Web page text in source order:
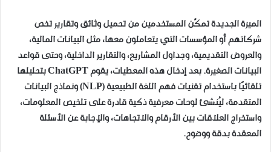
الميزة الجديدة تمكّن المستخدمين من تحميل وثائق وتقارير تخص
شركاتهم أو المؤسسات التي يتعاملون معها، مثل البيانات المالية،
والعروض التقديمية، وجداول المشاريع، والتقارير الداخلية، وحتى قواعد
البيانات الصغيرة. بعد إدخال هذه المعطيات، يقوم ChatGPT بتحليلها
تلقائيًا باستخدام تقنيات فهم اللغة الطبيعية (NLP) ونماذج البيانات
المتقدمة، ليُنشئ لوحات معرفية ذكية قادرة على تلخيص المعلومات،
واستخراج العلاقات بين الأرقام والاتجاهات، والإجابة عن الأسئلة
المعقدة بدقة ووضوح.